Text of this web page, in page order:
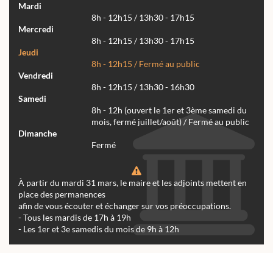
Mardi
8h - 12h15 / 13h30 - 17h15
Mercredi
8h - 12h15 / 13h30 - 17h15
Jeudi
8h - 12h15 / Fermé au public
Vendredi
8h - 12h15 / 13h30 - 16h30
Samedi
8h - 12h (ouvert le 1er et 3ème samedi du
mois, fermé juillet/août) / Fermé au public
Dimanche
Fermé
À partir du mardi 31 mars, le maire et les adjoints mettent en
place des permanences
afin de vous écouter et échanger sur vos préoccupations.
- Tous les mardis de 17h à 19h
- Les 1er et 3e samedis du mois de 9h à 12h